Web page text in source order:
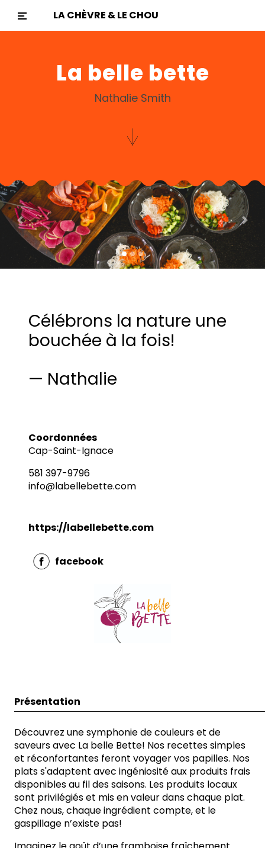
LA CHÈVRE & LE CHOU
La belle bette
Nathalie Smith
Previous Next
Célébrons la nature une
bouchée à la fois!
— Nathalie
Coordonnées
Cap-Saint-Ignace
581 397-9796
info@labellebette.com
https://labellebette.com
facebook
Présentation
Découvrez une symphonie de couleurs et de
saveurs avec La belle Bette! Nos recettes simples
et réconfortantes feront voyager vos papilles. Nos
plats s'adaptent avec ingéniosité aux produits frais
disponibles au fil des saisons. Les produits locaux
sont privilégiés et mis en valeur dans chaque plat.
Chez nous, chaque ingrédient compte, et le
gaspillage n’existe pas!